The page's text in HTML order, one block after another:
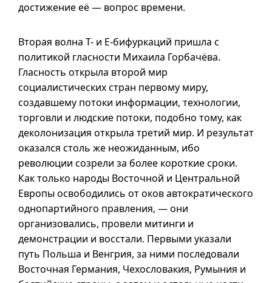
достижение её — вопрос времени.
Вторая волна Т- и Е-бифуркаций пришла с
политикой гласности Михаила Горбачёва.
Гласность открыла второй мир
социалистических стран первому миру,
создавшему потоки информации, технологии,
торговли и людские потоки, подобно тому, как
деколонизация открыла третий мир. И результат
оказался столь же неожиданным, ибо
революции созрели за более короткие сроки.
Как только народы Восточной и Центральной
Европы освободились от оков автократического
однопартийного правления, — они
организовались, провели митинги и
демонстрации и восстали. Первыми указали
путь Польша и Венгрия, за ними последовали
Восточная Германия, Чехословакия, Румыния и